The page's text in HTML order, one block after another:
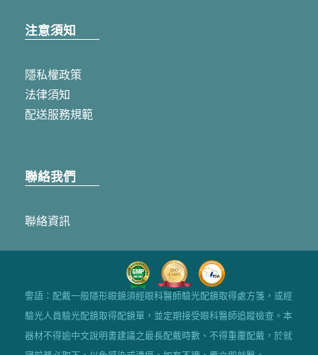
注意須知
隱私權政策
法律須知
配送服務規範
聯絡我們
聯絡資訊
警語：配戴一般隱形眼鏡須經眼科醫師驗光配鏡取得處方箋，或經
驗光人員驗光配鏡取得配鏡單，並定期接受眼科醫師追蹤檢查。本
器材不得逾中文說明書建議之最長配戴時數、不得重覆配戴，於就